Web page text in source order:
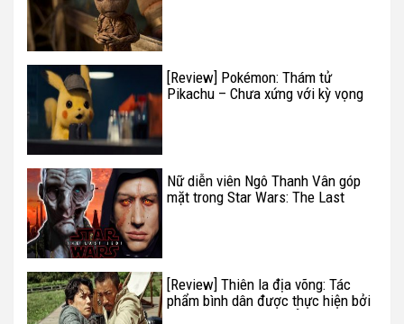
[Review] Pokémon: Thám tử
Pikachu – Chưa xứng với kỳ vọng
Nữ diễn viên Ngô Thanh Vân góp
mặt trong Star Wars: The Last
[Review] Thiên la địa võng: Tác
phẩm bình dân được thực hiện bởi